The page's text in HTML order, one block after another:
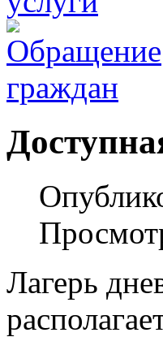
Лагерь